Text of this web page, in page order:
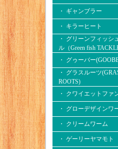
・ ギャンブラー
・ キラーヒート
・ グリーンフィッシ
ル（Green fish
・ グゥーバー
・ グラスルーツ
ROOTS)
・ クワイエットファ
・ グローデザインワ
・ クリームワーム
・ ゲーリーヤマモト